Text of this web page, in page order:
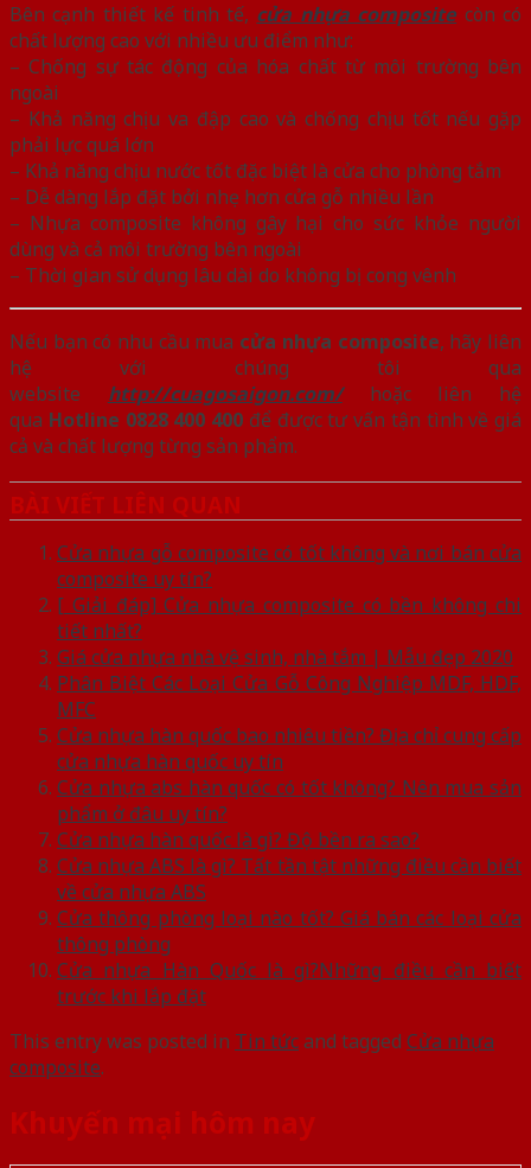
Bên cạnh thiết kế tinh tế, cửa nhựa composite còn có
chất lượng cao với nhiều ưu điểm như:
– Chống sự tác động của hóa chất từ môi trường bên
ngoài
– Khả năng chịu va đập cao và chống chịu tốt nếu gặp
phải lực quá lớn
– Khả năng chịu nước tốt đặc biệt là cửa cho phòng tắm
– Dễ dàng lắp đặt bởi nhẹ hơn cửa gỗ nhiều lần
– Nhựa composite không gây hại cho sức khỏe người
dùng và cả môi trường bên ngoài
– Thời gian sử dụng lâu dài do không bị cong vênh
Nếu bạn có nhu cầu mua cửa nhựa composite, hãy liên
hệ với chúng tôi qua
website http://cuagosaigon.com/hoặc liên hệ
qua Hotline 0828 400 400 để được tư vấn tận tình về giá
cả và chất lượng từng sản phẩm.
BÀI VIẾT LIÊN QUAN
Cửa nhựa gỗ composite có tốt không và nơi bán cửa
composite uy tín?
[ Giải đáp] Cửa nhựa composite có bền không chi
tiết nhất?
Giá cửa nhựa nhà vệ sinh, nhà tắm | Mẫu đẹp 2020
Phân Biệt Các Loại Cửa Gỗ Công Nghiệp MDF, HDF,
MFC
Cửa nhựa hàn quốc bao nhiêu tiền? Địa chỉ cung cấp
cửa nhựa hàn quốc uy tín
Cửa nhựa abs hàn quốc có tốt không? Nên mua sản
phẩm ở đâu uy tín?
Cửa nhựa hàn quốc là gì? Độ bền ra sao?
Cửa nhựa ABS là gì? Tất tần tật những điều cần biết
về cửa nhựa ABS
Cửa thông phòng loại nào tốt? Giá bán các loại cửa
thông phòng
Cửa nhựa Hàn Quốc là gì?Những điều cần biết
trước khi lắp đặt
This entry was posted in Tin tứcand tagged Cửa nhựa
composite.
Khuyến mại hôm nay